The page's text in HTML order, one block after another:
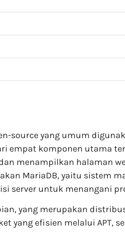
source yang umum
empat komponen utama
menampilkan halaman
MariaDB, yaitu sistem
server untuk menangani
yang merupakan
yang efisien melalui APT,